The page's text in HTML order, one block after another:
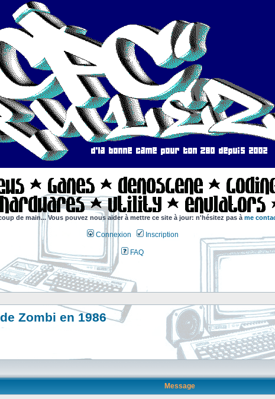
de main... Vous pouvez nous aider à mettre ce site à jour: n'hésitez pas à me
Connexion Inscription
FAQ
Zombi en 1986
Message